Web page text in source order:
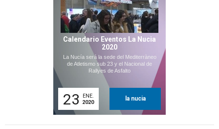
Calendario Eventos La Nucia
2020
La Nucía será la sede del Mediterràneo
de Atletismo sub 23 y el Nacional de
Rallyes de Asfalto
23
ENE.
2020
la nucia